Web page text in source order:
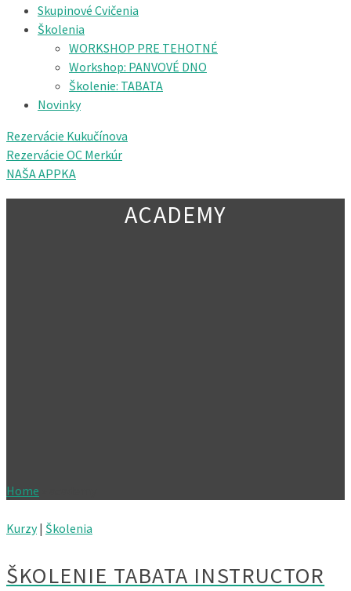
Skupinové Cvičenia
Školenia
WORKSHOP PRE TEHOTNÉ
Workshop: PANVOVÉ DNO
Školenie: TABATA
Novinky
Rezervácie Kukučínova
Rezervácie OC Merkúr
NAŠA APPKA
ACADEMY
Home
Kurzy| Školenia
ŠKOLENIE TABATA INSTRUCTOR